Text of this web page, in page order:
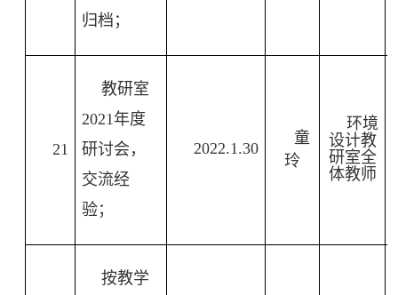
归档；
21
教研室
2021年度
研讨会，
交流经
验；
2022.1.30
童
玲
环境
设计教
研室全
体教师
按教学